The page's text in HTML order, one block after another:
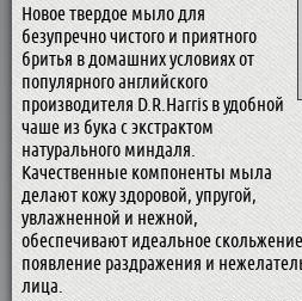
Новое твердое мыло для
безупречно чистого и приятного
бритья в домашних условиях от
популярного английского
производителя D.R.Harris в удобной
чаше из бука с экстрактом
натурального миндаля.
Качественные компоненты мыла
делают кожу здоровой, упругой,
увлажненной и нежной,
обеспечивают идеальное
появление раздражения и
лица.